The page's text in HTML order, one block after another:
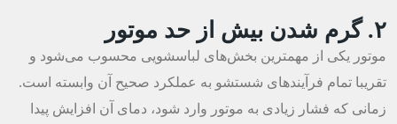
۲. گرم شدن بیش از حد موتور
موتور یکی از مهمترین بخش‌های لباسشویی محسوب می‌شود و
تقریبا تمام فرآیندهای شستشو به عملکرد صحیح آن وابسته است.
زمانی که فشار زیادی به موتور وارد شود، دمای آن افزایش پیدا